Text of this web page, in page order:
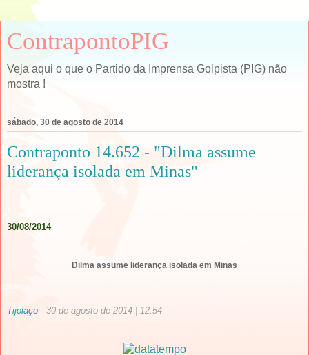
ContrapontoPIG
Veja aqui o que o Partido da Imprensa Golpista (PIG) não
mostra !
sábado, 30 de agosto de 2014
Contraponto 14.652 - "Dilma assume
liderança isolada em Minas"
30/08/2014
Dilma assume liderança isolada em Minas
Tijolaço - 30 de agosto de 2014 | 12:54